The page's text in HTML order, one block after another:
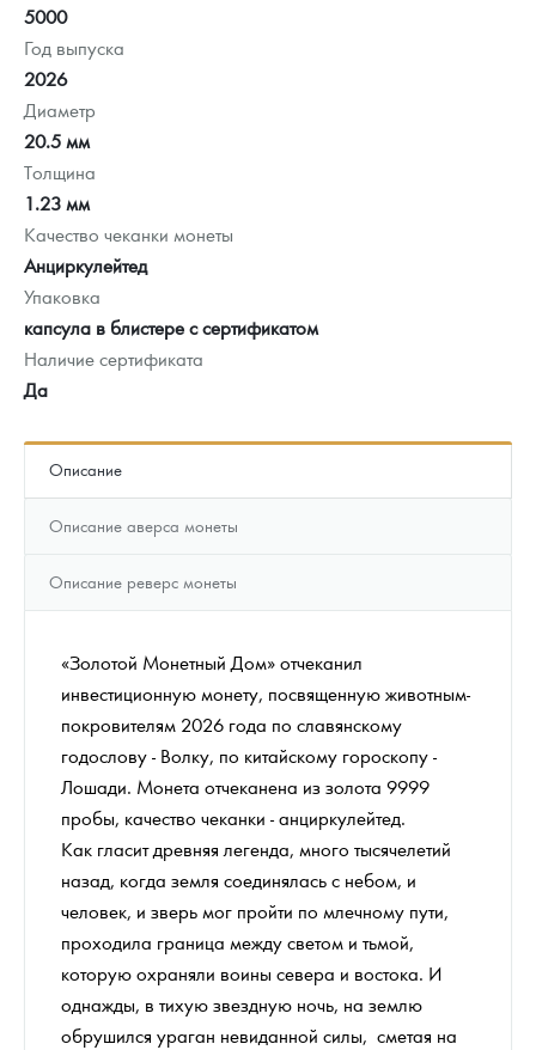
5000
Год выпуска
2026
Диаметр
20.5 мм
Толщина
1.23 мм
Качество чеканки монеты
Анциркулейтед
Упаковка
капсула в блистере с сертификатом
Наличие сертификата
Да
Описание
Описание аверса монеты
Описание реверс монеты
«Золотой Монетный Дом» отчеканил
инвестиционную монету, посвященную животным-
покровителям 2026 года по славянскому
годослову - Волку, по китайскому гороскопу -
Лошади. Монета отчеканена из золота 9999
пробы, качество чеканки - анциркулейтед.
Как гласит древняя легенда, много тысячелетий
назад, когда земля соединялась с небом, и
человек, и зверь мог пройти по млечному пути,
проходила граница между светом и тьмой,
которую охраняли воины севера и востока. И
однажды, в тихую звездную ночь, на землю
обрушился ураган невиданной силы, сметая на